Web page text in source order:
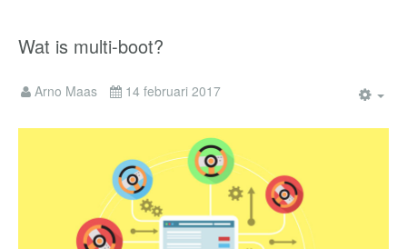
Wat is multi-boot?
Arno Maas 14 februari 2017